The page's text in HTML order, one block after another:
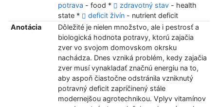
potrava - food * zdravotný stav- health
state *
deficit živín- nutrient deficit
Anotácia
Dôležité je nielen množstvo, ale i pestrosť a
biologická hodnota potravy, ktorú zajačia
zver vo svojom domovskom okrsku
nachádza. Dnes vzniká problém, kedy zajačia
zver musí vynakladať značnú energiu na to,
aby aspoň čiastočne odstránila vzniknutý
potravný deficit zapríčinený stále
modernejšou agrotechnikou. Vplyv vitamínov